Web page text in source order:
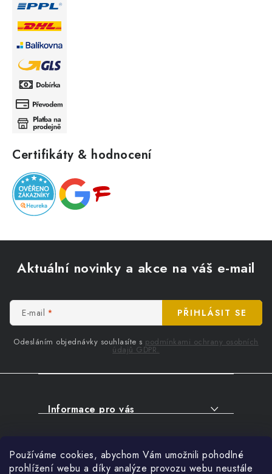
Používáme cookies, abychom Vám umožnili pohodlné
prohlížení webu a díky analýze provozu webu neustále
Certifikáty & hodnocení
Aktuální novinky a akce na váš e-mail
E-mail
Odesláním objednávky souhlasíte s podmínkami ochrany osobních
údajů GDPR.
PŘIHLÁSIT SE
Informace pro vás
SERVIS
Facebook